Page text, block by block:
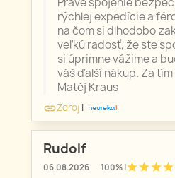
rýchlej expedície a
na čom si dlhodobo
veľkú radosť, že ste
si úprimne vážime a
váš ďalší nákup. Za tím
Matěj Kraus
linkZdroj |
Rudolf
06.08.2026 100% |starstarstarstar